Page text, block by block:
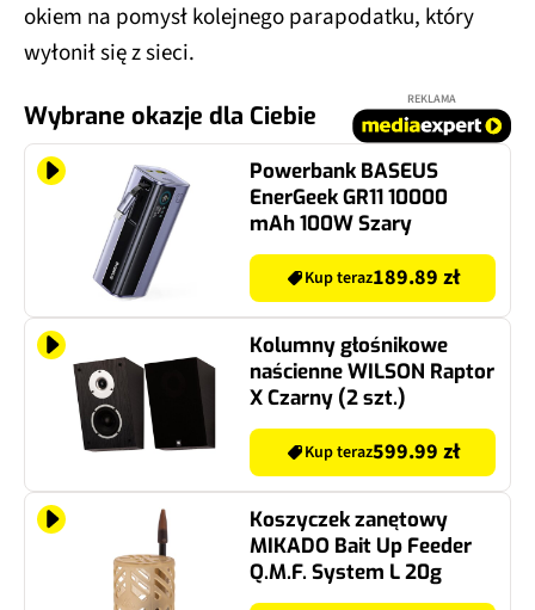
okiem na pomysł kolejnego parapodatku, który
wyłonił się z sieci.
Wybrane okazje dla Ciebie
REKLAMA
Powerbank BASEUS
EnerGeek GR11 10000
mAh 100W Szary
Kup teraz189.89 zł
Kolumny głośnikowe
naścienne WILSON Raptor
X Czarny (2 szt.)
Kup teraz599.99 zł
Koszyczek zanętowy
MIKADO Bait Up Feeder
Q.M.F. System L 20g